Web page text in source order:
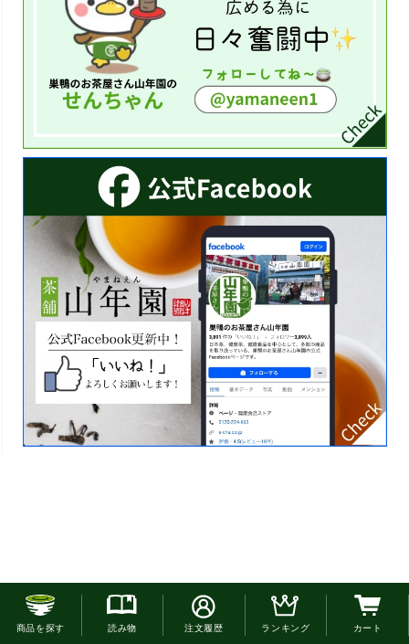
お電話でのご注文はこちら
商品を探す 読み物 注文履歴 ランキング カート